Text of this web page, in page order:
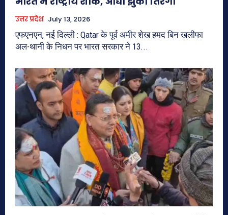
उत्तर प्रदेश July 13, 2026
एफएनएन, नई दिल्ली : Qatar के पूर्व अमीर शेख हमद बिन खलीफा
अल-थानी के निधन पर भारत सरकार ने 13...